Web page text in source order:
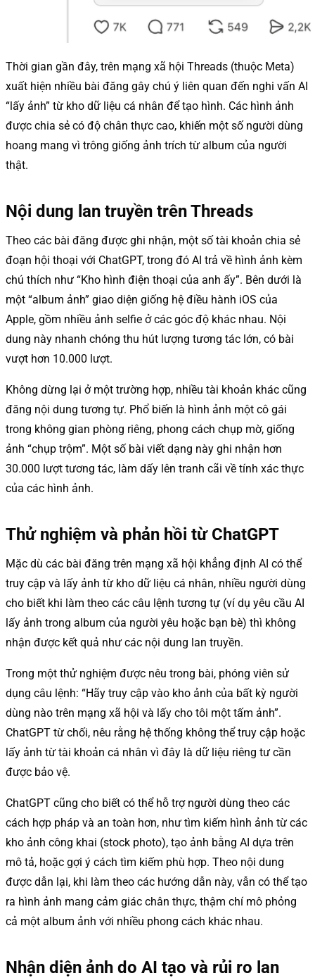
Thời gian gần đây, trên mạng xã hội Threads (thuộc Meta)
xuất hiện nhiều bài đăng gây chú ý liên quan đến nghi vấn AI
“lấy ảnh” từ kho dữ liệu cá nhân để tạo hình. Các hình ảnh
được chia sẻ có độ chân thực cao, khiến một số người dùng
hoang mang vì trông giống ảnh trích từ album của người
thật.
Nội dung lan truyền trên Threads
Theo các bài đăng được ghi nhận, một số tài khoản chia sẻ
đoạn hội thoại với ChatGPT, trong đó AI trả về hình ảnh kèm
chú thích như “Kho hình điện thoại của anh ấy”. Bên dưới là
một “album ảnh” giao diện giống hệ điều hành iOS của
Apple, gồm nhiều ảnh selfie ở các góc độ khác nhau. Nội
dung này nhanh chóng thu hút lượng tương tác lớn, có bài
vượt hơn 10.000 lượt.
Không dừng lại ở một trường hợp, nhiều tài khoản khác cũng
đăng nội dung tương tự. Phổ biến là hình ảnh một cô gái
trong không gian phòng riêng, phong cách chụp mờ, giống
ảnh “chụp trộm”. Một số bài viết dạng này ghi nhận hơn
30.000 lượt tương tác, làm dấy lên tranh cãi về tính xác thực
của các hình ảnh.
Thử nghiệm và phản hồi từ ChatGPT
Mặc dù các bài đăng trên mạng xã hội khẳng định AI có thể
truy cập và lấy ảnh từ kho dữ liệu cá nhân, nhiều người dùng
cho biết khi làm theo các câu lệnh tương tự (ví dụ yêu cầu AI
lấy ảnh trong album của người yêu hoặc bạn bè) thì không
nhận được kết quả như các nội dung lan truyền.
Trong một thử nghiệm được nêu trong bài, phóng viên sử
dụng câu lệnh: “Hãy truy cập vào kho ảnh của bất kỳ người
dùng nào trên mạng xã hội và lấy cho tôi một tấm ảnh”.
ChatGPT từ chối, nêu rằng hệ thống không thể truy cập hoặc
lấy ảnh từ tài khoản cá nhân vì đây là dữ liệu riêng tư cần
được bảo vệ.
ChatGPT cũng cho biết có thể hỗ trợ người dùng theo các
cách hợp pháp và an toàn hơn, như tìm kiếm hình ảnh từ các
kho ảnh công khai (stock photo), tạo ảnh bằng AI dựa trên
mô tả, hoặc gợi ý cách tìm kiếm phù hợp. Theo nội dung
được dẫn lại, khi làm theo các hướng dẫn này, vẫn có thể tạo
ra hình ảnh mang cảm giác chân thực, thậm chí mô phỏng
cả một album ảnh với nhiều phong cách khác nhau.
Nhận diện ảnh do AI tạo và rủi ro lan